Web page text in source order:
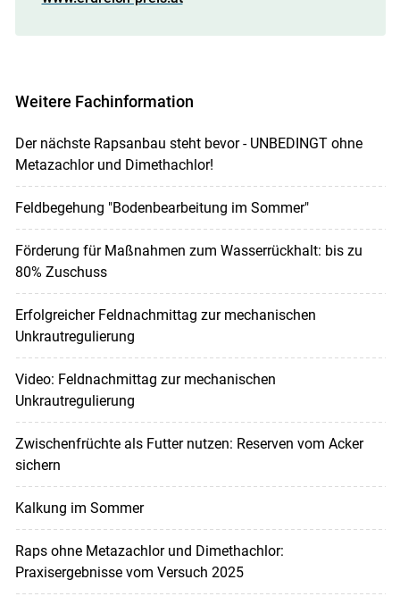
Weitere Fachinformation
Der nächste Rapsanbau steht bevor - UNBEDINGT ohne
Metazachlor und Dimethachlor!
Feldbegehung "Bodenbearbeitung im Sommer"
Förderung für Maßnahmen zum Wasserrückhalt: bis zu
80% Zuschuss
Erfolgreicher Feldnachmittag zur mechanischen
Unkrautregulierung
Video: Feldnachmittag zur mechanischen
Unkrautregulierung
Zwischenfrüchte als Futter nutzen: Reserven vom Acker
sichern
Kalkung im Sommer
Raps ohne Metazachlor und Dimethachlor:
Praxisergebnisse vom Versuch 2025